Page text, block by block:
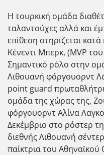
Η τουρκική ομάδα
ταλαντούχες αλλά και
επίθεση στηρίζεται
Κένεντι Μπερκ, (MVP
Σημαντικό ρόλο στην
Λιθουανή φόργουορντ
point guard
ομάδα της χώρας της,
φόργουορντ Αλίνα
Δεκέμβριο στο ρόστερ
διεθνής Λιθουανή
παίκτρια του Αθηναϊκού